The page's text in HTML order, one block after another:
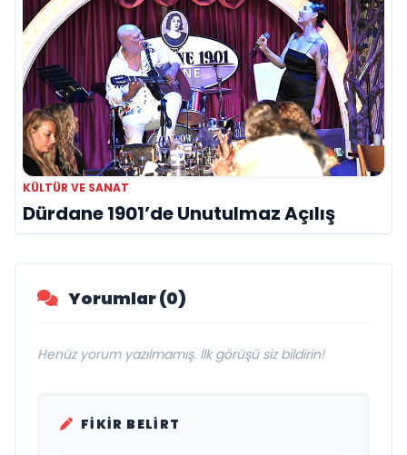
KÜLTÜR VE SANAT
Dürdane 1901’de Unutulmaz Açılış
Yorumlar (0)
Henüz yorum yazılmamış. İlk görüşü siz bildirin!
FIKIR BELIRT